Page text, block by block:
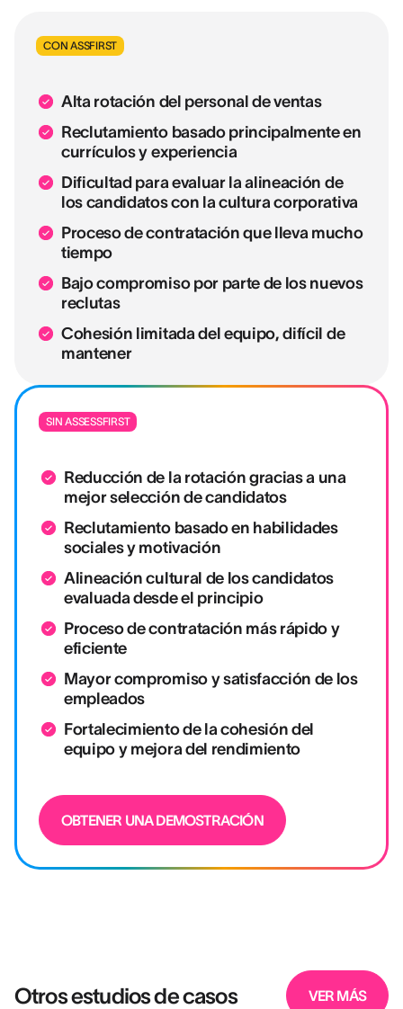
CON ASSFIRST
Alta rotación del personal de ventas
Reclutamiento basado principalmente en
currículos y experiencia
Dificultad para evaluar la alineación de
los candidatos con la cultura corporativa
Proceso de contratación que lleva mucho
tiempo
Bajo compromiso por parte de los nuevos
reclutas
Cohesión limitada del equipo, difícil de
mantener
SIN ASSESSFIRST
Reducción de la rotación gracias a una
mejor selección de candidatos
Reclutamiento basado en habilidades
sociales y motivación
Alineación cultural de los candidatos
evaluada desde el principio
Proceso de contratación más rápido y
eficiente
Mayor compromiso y satisfacción de los
empleados
Fortalecimiento de la cohesión del
equipo y mejora del rendimiento
OBTENER UNA DEMOSTRACIÓN
Otros estudios de casos VER MÁS